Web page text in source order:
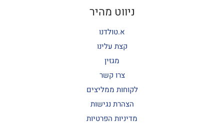
ניווט מהיר
א.טולדנו
קצת עלינו
מגזין
צרו קשר
לקוחות ממליצים
הצהרת נגישות
מדיניות הפרטיות